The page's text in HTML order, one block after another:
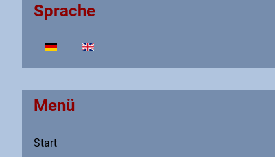
Menü
Start
Sprache
Sprache auswählen